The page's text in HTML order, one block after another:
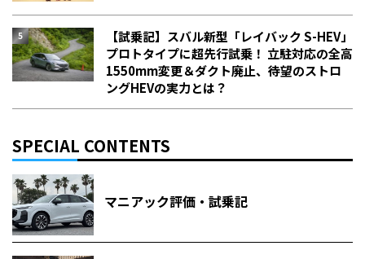
【試乗記】スバル新型「レイバック S-HEV」
プロトタイプに超先行試乗！ 立駐対応の全高
1550mm変更＆ダクト廃止、待望のストロ
ングHEVの実力とは？
SPECIAL CONTENTS
マニアック評価・試乗記